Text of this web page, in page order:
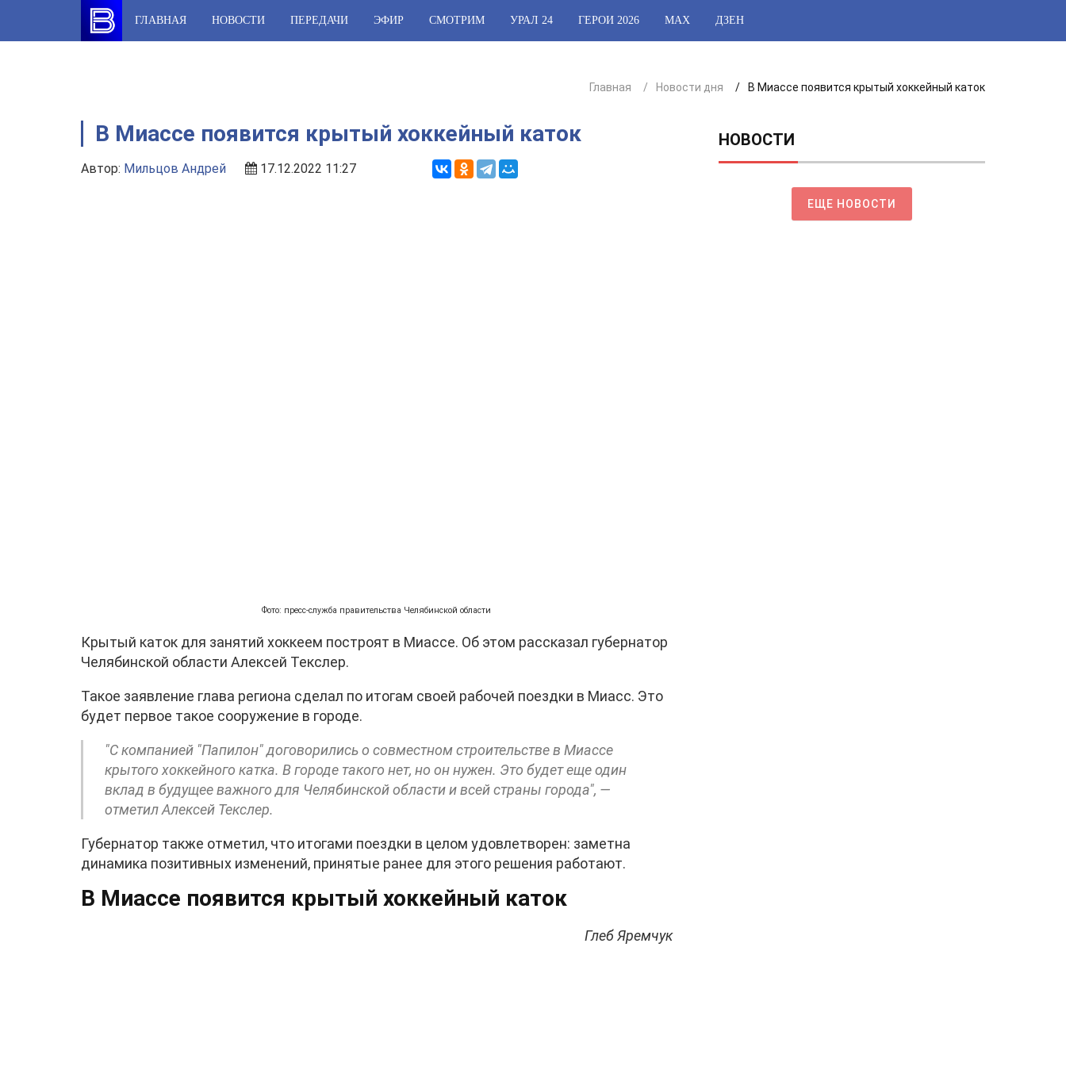
content
ГЛАВНАЯ НОВОСТИ ПЕРЕДАЧИ ЭФИР СМОТРИМ УРАЛ 24 ГЕРОИ 2026 МАХ ДЗЕН
Главная Новости дня В Миассе появится крытый хоккейный каток
В Миассе появится крытый хоккейный каток
Автор: Мильцов Андрей 17.12.2022 11:27
Фото: пресс-служба правительства Челябинской области
Крытый каток для занятий хоккеем построят в Миассе. Об этом рассказал губернатор
Челябинской области Алексей Текслер.
Такое заявление глава региона сделал по итогам своей рабочей поездки в Миасс. Это
будет первое такое сооружение в городе.
"С компанией "Папилон" договорились о совместном строительстве в Миассе
крытого хоккейного катка. В городе такого нет, но он нужен. Это будет еще один
вклад в будущее важного для Челябинской области и всей страны города", —
отметил Алексей Текслер.
Губернатор также отметил, что итогами поездки в целом удовлетворен: заметна
динамика позитивных изменений, принятые ранее для этого решения работают.
В Миассе появится крытый хоккейный каток
Глеб Яремчук
НОВОСТИ
ЕЩЕ НОВОСТИ